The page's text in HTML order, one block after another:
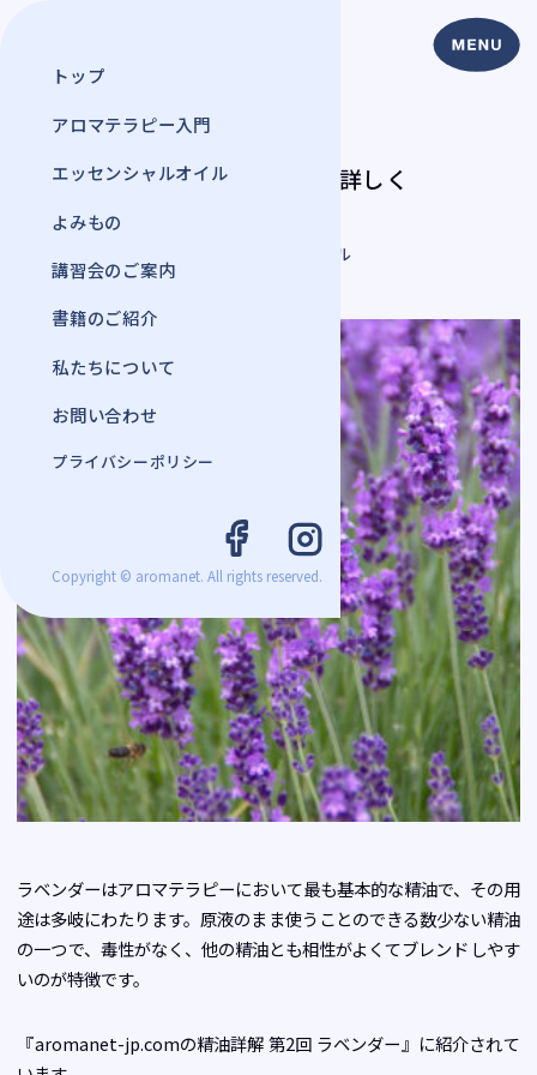
トップ
アロマテラピー入門
エッセンシャルオイル
よみもの
講習会のご案内
書籍のご紹介
私たちについて
お問い合わせ
プライバシーポリシー
Copyright © aromanet. All rights reserved.
ラベンダーについて詳しく
#エッセンシャルオイル
ラベンダーはアロマテラピーにおいて最も基本的な精油で、その用
途は多岐にわたります。原液のまま使うことのできる数少ない精油
の一つで、毒性がなく、他の精油とも相性がよくてブレンドしやす
いのが特徴です。
『aromanet-jp.comの精油詳解 第2回 ラベンダー』に紹介されて